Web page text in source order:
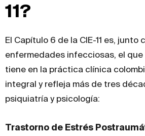
11?
El Capítulo 6 de la CIE-11 es, junto
enfermedades infecciosas, el que
tiene en la práctica clínica
integral y refleja más de tres
psiquiatría y psicología:
Trastorno de Estrés